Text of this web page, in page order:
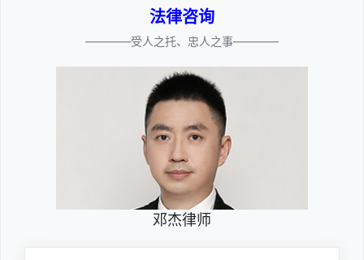
法律咨询
————受人之托、忠人之事————
邓杰律师